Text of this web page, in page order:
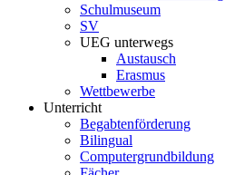
Schulmuseum
SV
UEG unterwegs
Austausch
Erasmus
Wettbewerbe
Unterricht
Begabtenförderung
Bilingual
Computergrundbildung